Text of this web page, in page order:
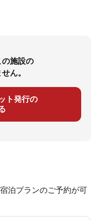
の施設の
ん。
ト発行の
泊プランのご予約が可